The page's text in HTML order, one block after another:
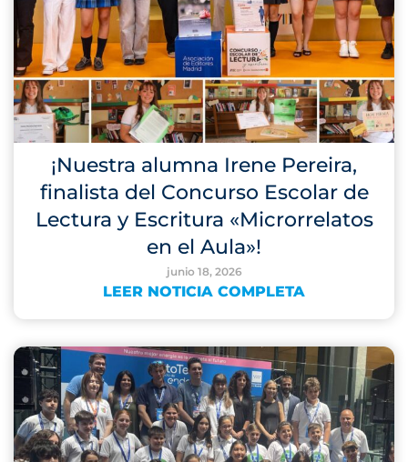
¡Nuestra alumna Irene Pereira,
finalista del Concurso Escolar de
Lectura y Escritura «Microrrelatos
en el Aula»!
junio 18, 2026
LEER NOTICIA COMPLETA